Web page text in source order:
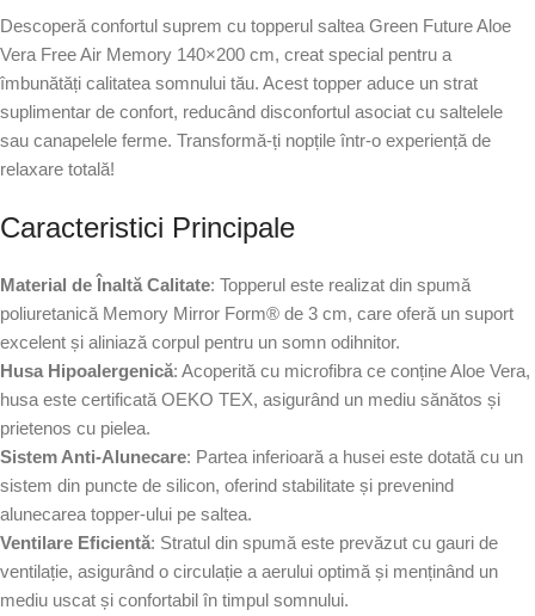
Descoperă confortul suprem cu topperul saltea Green Future Aloe
Vera Free Air Memory 140×200 cm, creat special pentru a
îmbunătăți calitatea somnului tău. Acest topper aduce un strat
suplimentar de confort, reducând disconfortul asociat cu saltelele
sau canapelele ferme. Transformă-ți nopțile într-o experiență de
relaxare totală!
Caracteristici Principale
Material de Înaltă Calitate: Topperul este realizat din spumă
poliuretanică Memory Mirror Form® de 3 cm, care oferă un suport
excelent și aliniază corpul pentru un somn odihnitor.
Husa Hipoalergenică: Acoperită cu microfibra ce conține Aloe Vera,
husa este certificată OEKO TEX, asigurând un mediu sănătos și
prietenos cu pielea.
Sistem Anti-Alunecare: Partea inferioară a husei este dotată cu un
sistem din puncte de silicon, oferind stabilitate și prevenind
alunecarea topper-ului pe saltea.
Ventilare Eficientă: Stratul din spumă este prevăzut cu gauri de
ventilație, asigurând o circulație a aerului optimă și menținând un
mediu uscat și confortabil în timpul somnului.